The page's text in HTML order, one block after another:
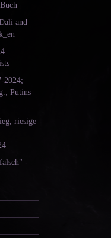
and
2024;
Putins
riesige
-